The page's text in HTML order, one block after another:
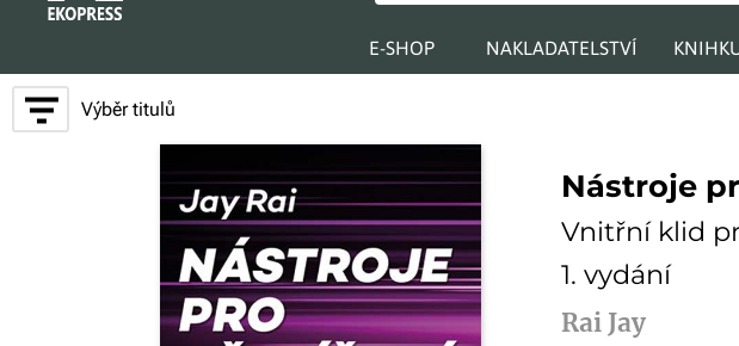
E-SHOP NAKLADATELSTVÍ
Výběr titulů
Nástroje
Vnitřní klid
1. vydání
Rai Jay